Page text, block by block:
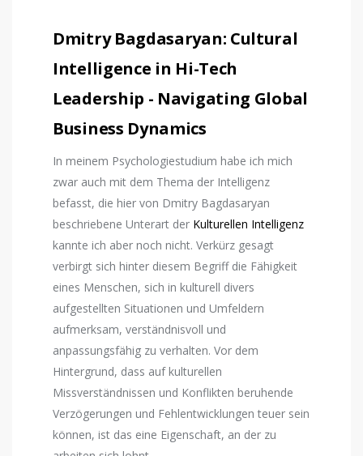
Dmitry Bagdasaryan: Cultural
Intelligence in Hi-Tech
Leadership - Navigating Global
Business Dynamics
In meinem Psychologiestudium habe ich mich
zwar auch mit dem Thema der Intelligenz
befasst, die hier von Dmitry Bagdasaryan
beschriebene Unterart der Kulturellen Intelligenz
kannte ich aber noch nicht. Verkürz gesagt
verbirgt sich hinter diesem Begriff die Fähigkeit
eines Menschen, sich in kulturell divers
aufgestellten Situationen und Umfeldern
aufmerksam, verständnisvoll und
anpassungsfähig zu verhalten. Vor dem
Hintergrund, dass auf kulturellen
Missverständnissen und Konflikten beruhende
Verzögerungen und Fehlentwicklungen teuer sein
können, ist das eine Eigenschaft, an der zu